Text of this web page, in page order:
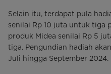
Selain itu, terdapat pula
senilai Rp 10 juta untuk tiga
produk Midea senilai Rp 5
tiga. Pengundian hadiah
Juli hingga September 2024.